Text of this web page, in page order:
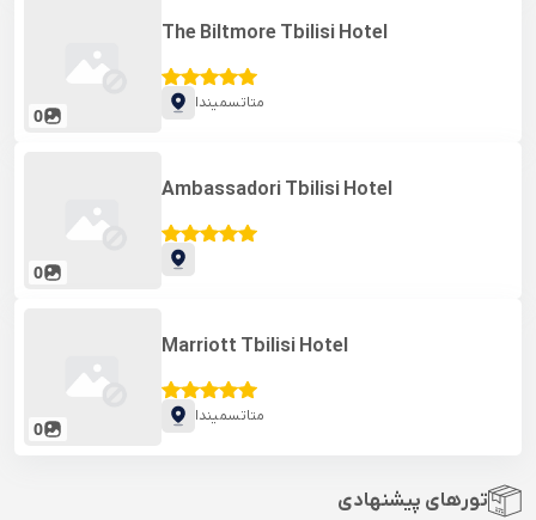
0
The Biltmore Tbilisi Hotel
متاتسمیندا
0
Ambassadori Tbilisi Hotel
0
Marriott Tbilisi Hotel
متاتسمیندا
تورهای پیشنهادی